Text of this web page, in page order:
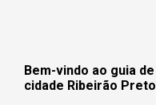
Bem-vindo ao guia de
cidade Ribeirão Preto